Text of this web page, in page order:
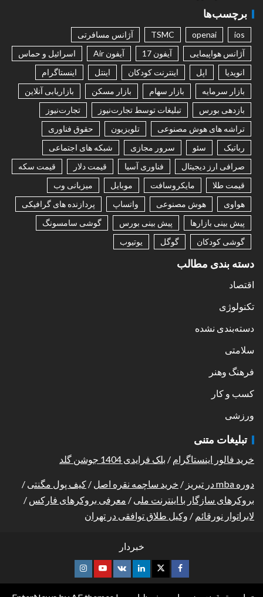
برچسب‌ها
ios
openai
TSMC
آژانس مسافرتی
آژانس هواپیمایی
آیفون 17 آیفون Air
اسرائیل و حماس
انویدیا
اپل اینترنت کودکان اینتل
اینستاگرام
بازار سرمایه
بازار سهام بازار مسکن
بازاریابی آنلاین
بازدهی بورس
تبلیغات توسط تجارت‌نیوز
تجارت‌نیوز
تراشه های هوش مصنوعی
تلویزیون
حقوق فناوری
رباتیک
سئو سرور مجازی
شبکه های اجتماعی
صرافی ارز دیجیتال
فناوری آسیا قیمت دلار
قیمت سکه
قیمت طلا
مایکروسافت موبایل
میزبانی وب
هواوی
هوش مصنوعی واتساپ
پردازنده های گرافیکی
پیش بینی بازارها
پیش بینی بورس
گوشی سامسونگ
گوشی کودکان
گوگل یوتیوب
دسته بندی مطالب
اقتصاد
تکنولوژی
دسته‌بندی نشده
سلامتی
فرهنگ وهنر
کسب و کار
ورزشی
تبلیغات متنی
خرید فالور اینستاگرام / بلک فرایدی 1404 جوشن گلد
دوره mba در تبریز / خرید ساچمه نقره اصل / کیف پول مگنتی /
بروکرهای سازگار با اینترنت ملی / معرفی بروکرهای فارکس /
لابراتوار نورقائم / وکیل طلاق توافقی در تهران
خبردار